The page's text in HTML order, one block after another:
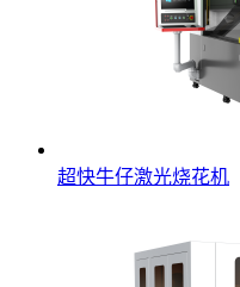
超快牛仔激光烧花机